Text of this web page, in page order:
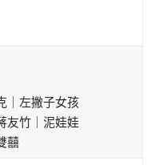
｜左撇子女孩
友竹｜泥娃娃
囍